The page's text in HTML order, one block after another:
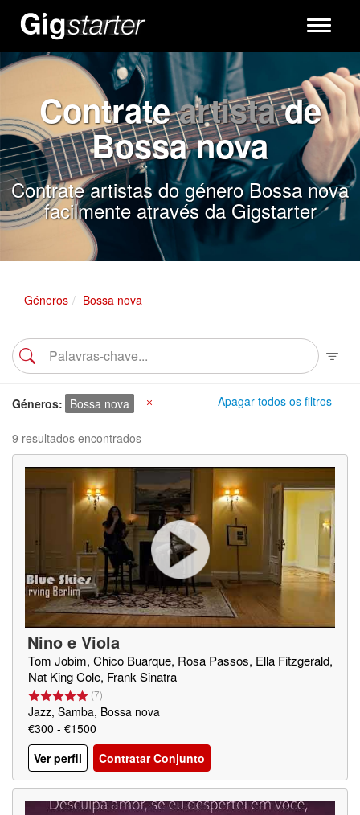
Toggle
Contrateartistade
Bossa nova
Contrate artistas do género Bossa nova
facilmente através da Gigstarter
Géneros Bossa nova
Apagar todos os filtros
Géneros Bossa nova
9 resultados encontrados
Nino e Viola
Tom Jobim, Chico Buarque, Rosa Passos, Ella Fitzgerald,
Nat King Cole, Frank Sinatra
(7)
Jazz, Samba, Bossa nova
€300 - €1500
Ver perfil
Contratar Conjunto